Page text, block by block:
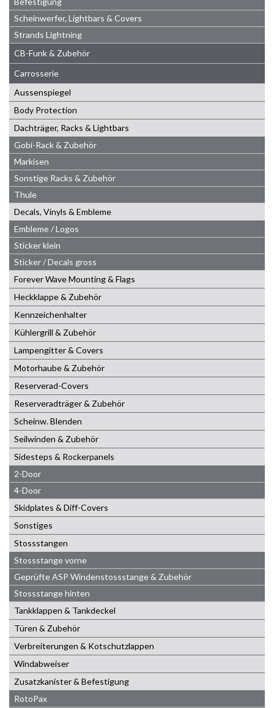
Scheinwerfer, Lightbars & Covers
Strands Lightning
CB-Funk & Zubehör
Carrosserie
Aussenspiegel
Body Protection
Dachträger, Racks & Lightbars
Gobi-Rack & Zubehör
Markisen
Sonstige Racks & Zubehör
Thule
Decals, Vinyls & Embleme
Embleme / Logos
Sticker klein
Sticker / Decals gross
Forever Wave Mounting & Flags
Heckklappe & Zubehör
Kennzeichenhalter
Kühlergrill & Zubehör
Lampengitter & Covers
Motorhaube & Zubehör
Reserverad-Covers
Reserveradträger & Zubehör
Scheinw. Blenden
Seilwinden & Zubehör
Sidesteps & Rockerpanels
2-Door
4-Door
Skidplates & Diff-Covers
Sonstiges
Stossstangen
Stossstange vorne
Geprüfte ASP Windenstossstange & Zubehör
Stossstange hinten
Tankklappen & Tankdeckel
Türen & Zubehör
Verbreiterungen & Kotschutzlappen
Windabweiser
Zusatzkanister & Befestigung
RotoPax